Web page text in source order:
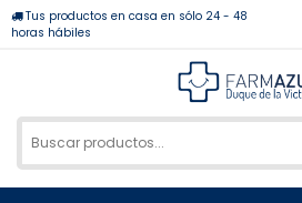
Tus productos en casa en sólo 24 - 48
horas hábiles